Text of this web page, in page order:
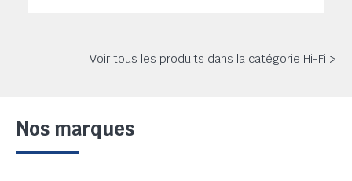
Voir tous les produits dans la catégorie Hi-Fi >
Nos marques